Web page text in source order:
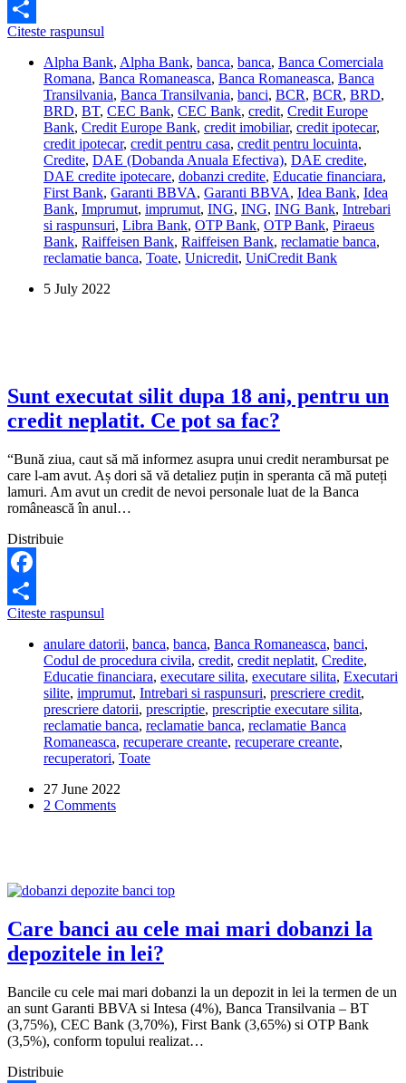
Facebook
Share
Citeste raspunsul
cu
cele
mai
mici
dobanzi
la
un
credit
pentru
casa
in
lei
Alpha Bank, Alpha Bank, banca, banca, Banca Comerciala
Romana, Banca Romaneasca, Banca Romaneasca, Banca
Transilvania, Banca Transilvania, banci, BCR, BCR, BRD,
BRD, BT, CEC Bank, CEC Bank, credit, Credit Europe
Bank, Credit Europe Bank, credit imobiliar, credit ipotecar,
credit ipotecar, credit pentru casa, credit pentru locuinta,
Credite, DAE (Dobanda Anuala Efectiva), DAE credite,
DAE credite ipotecare, dobanzi credite, Educatie financiara,
First Bank, Garanti BBVA, Garanti BBVA, Idea Bank, Idea
Bank, Imprumut, imprumut, ING, ING, ING Bank, Intrebari
si raspunsuri, Libra Bank, OTP Bank, OTP Bank, Piraeus
Bank, Raiffeisen Bank, Raiffeisen Bank, reclamatie banca,
reclamatie banca, Toate, Unicredit, UniCredit Bank
5 July 2022
Sunt executat silit dupa 18 ani, pentru un
credit neplatit. Ce pot sa fac?
“Bună ziua, caut să mă informez asupra unui credit nerambursat pe
care l-am avut. Aș dori să vă detaliez puțin in speranta că mă puteți
lamuri. Am avut un credit de nevoi personale luat de la Banca
românească în anul…
Distribuie
Facebook
Share
Citeste raspunsul
silit
dupa
18
ani,
pentru
un
credit
neplatit.
pot
sa
anulare datorii, banca, banca, Banca Romaneasca, banci,
Codul de procedura civila, credit, credit neplatit, Credite,
Educatie financiara, executare silita, executare silita, Executari
silite, imprumut, Intrebari si raspunsuri, prescriere credit,
prescriere datorii, prescriptie, prescriptie executare silita,
reclamatie banca, reclamatie banca, reclamatie Banca
Romaneasca, recuperare creante, recuperare creante,
recuperatori, Toate
27 June 2022
2 Comments
Care banci au cele mai mari dobanzi la
depozitele in lei?
Bancile cu cele mai mari dobanzi la un depozit in lei la termen de un
an sunt Garanti BBVA si Intesa (4%), Banca Transilvania – BT
(3,75%), CEC Bank (3,70%), First Bank (3,65%) si OTP Bank
(3,5%), conform topului realizat…
Distribuie